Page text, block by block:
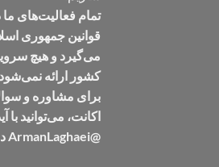
تمام فعالیت‌های
قوانین جمهوری
می‌گیرد و هیچ
کشور ارائه
برای مشاوره و
اکانت، می‌توانید با
@ArmanLaghaei در ارتباط باشید.